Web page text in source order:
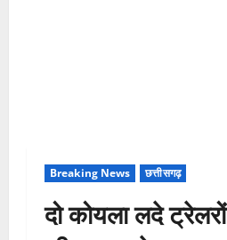
Breaking News छत्तीसगढ़
दो कोयला लदे ट्रेलरों